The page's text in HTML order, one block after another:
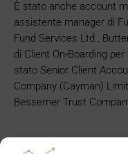
È stato anche account
assistente manager di
Fund Services Ltd.,
di Client On-Boarding
stato Senior Client
Company (Cayman)
Bessemer Trust